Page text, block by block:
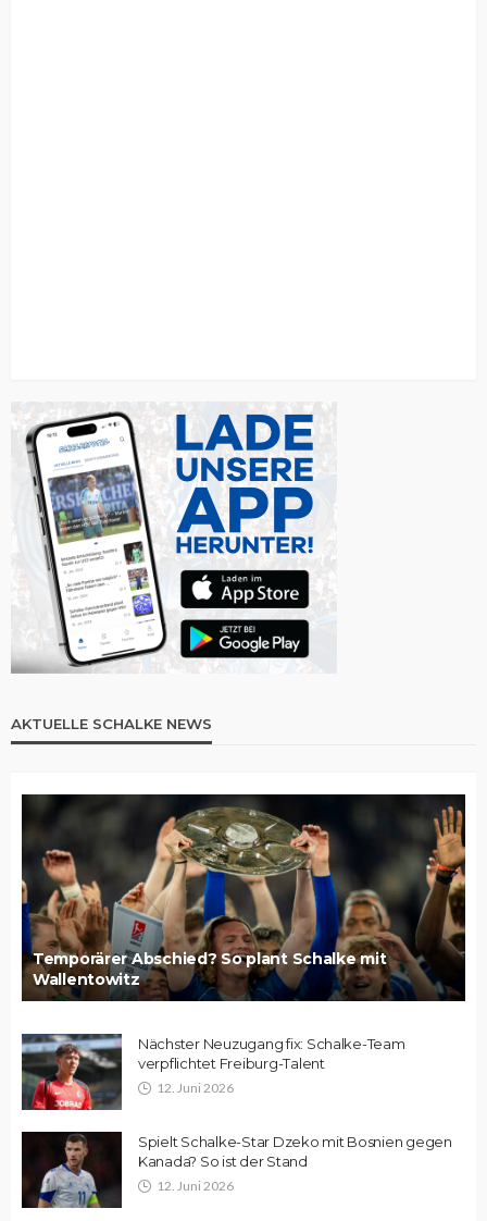
AKTUELLE SCHALKE NEWS
Temporärer Abschied? So plant Schalke mit
Wallentowitz
Nächster Neuzugang fix: Schalke-Team
verpflichtet Freiburg-Talent
12. Juni 2026
Spielt Schalke-Star Dzeko mit Bosnien gegen
Kanada? So ist der Stand
12. Juni 2026